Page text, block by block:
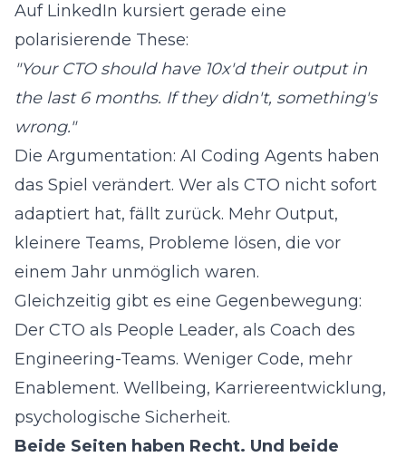
Auf LinkedIn kursiert gerade eine
polarisierende These:
"Your CTO should have 10x'd their output in
the last 6 months. If they didn't, something's
wrong."
Die Argumentation: AI Coding Agents haben
das Spiel verändert. Wer als CTO nicht sofort
adaptiert hat, fällt zurück. Mehr Output,
kleinere Teams, Probleme lösen, die vor
einem Jahr unmöglich waren.
Gleichzeitig gibt es eine Gegenbewegung:
Der CTO als People Leader, als Coach des
Engineering-Teams. Weniger Code, mehr
Enablement. Wellbeing, Karriereentwicklung,
psychologische Sicherheit.
Beide Seiten haben Recht. Und beide